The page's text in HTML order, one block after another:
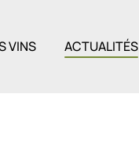
VINS ACTUALITÉS